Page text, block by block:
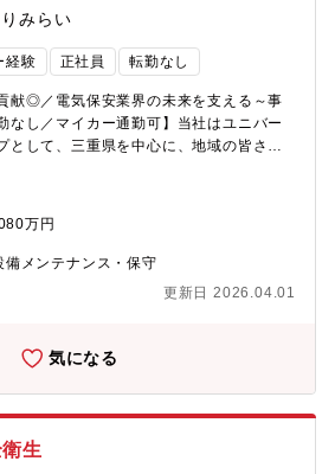
みらい
経験 正社員 転勤なし
献◎／電気保安業界の未来を支える～事
なし／マイカー通勤可】当社はユニバー
して、三重県を中心に、地域の皆さま
一主義により、高い技術力と迅速なサー
■業務内容：・電気保安管理事業を拡大し
者としてメンバーの教育や顧客対応のマ
ていただきます。・工場や商業施設、太
【変更の範囲：当社業務全般】■業務詳
務・保安計画の策定・保安管理メンバー
親会社からの案件対応・対応エリア拡大
保安業界の未来を支える会社へ、代表と
いただく役割をお任せします。■配属先に
常勤職員３名の計7名で構成されていま
当社は事業発展のために、2022年に大手
万円
備メンテナンス・保守
更新日 2026.04.01
気になる
生